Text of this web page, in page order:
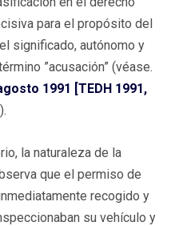
para el propósito del
significado, autónomo y
”acusación” (véase.
1991 [TEDH 1991,
la naturaleza de la
que el permiso de
recogido y
su vehículo y